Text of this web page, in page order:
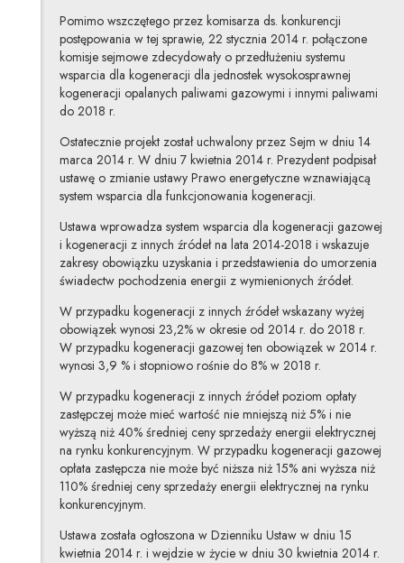
Pomimo wszczętego przez komisarza ds. konkurencji
postępowania w tej sprawie, 22 stycznia 2014 r. połączone
komisje sejmowe zdecydowały o przedłużeniu systemu
wsparcia dla kogeneracji dla jednostek wysokosprawnej
kogeneracji opalanych paliwami gazowymi i innymi paliwami
do 2018 r.
Ostatecznie projekt został uchwalony przez Sejm w dniu 14
marca 2014 r. W dniu 7 kwietnia 2014 r. Prezydent podpisał
ustawę o zmianie ustawy Prawo energetyczne wznawiającą
system wsparcia dla funkcjonowania kogeneracji.
Ustawa wprowadza system wsparcia dla kogeneracji gazowej
i kogeneracji z innych źródeł na lata 2014-2018 i wskazuje
zakresy obowiązku uzyskania i przedstawienia do umorzenia
świadectw pochodzenia energii z wymienionych źródeł.
W przypadku kogeneracji z innych źródeł wskazany wyżej
obowiązek wynosi 23,2% w okresie od 2014 r. do 2018 r.
W przypadku kogeneracji gazowej ten obowiązek w 2014 r.
wynosi 3,9 % i stopniowo rośnie do 8% w 2018 r.
W przypadku kogeneracji z innych źródeł poziom opłaty
zastępczej może mieć wartość nie mniejszą niż 5% i nie
wyższą niż 40% średniej ceny sprzedaży energii elektrycznej
na rynku konkurencyjnym. W przypadku kogeneracji gazowej
opłata zastępcza nie może być niższa niż 15% ani wyższa niż
110% średniej ceny sprzedaży energii elektrycznej na rynku
konkurencyjnym.
Ustawa została ogłoszona w Dzienniku Ustaw w dniu 15
kwietnia 2014 r. i wejdzie w życie w dniu 30 kwietnia 2014 r.